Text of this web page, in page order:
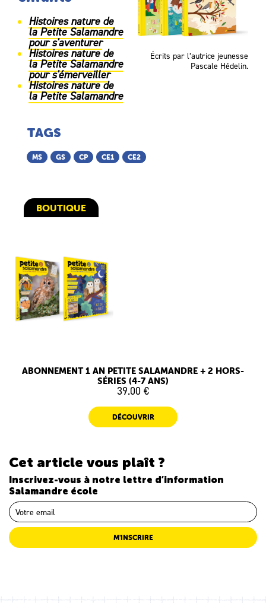
Écrits par l’autrice jeunesse
Pascale Hédelin.
Histoires nature de
la Petite Salamandre
pour s'aventurer
Histoires nature de
la Petite Salamandre
pour s'émerveiller
Histoires nature de
la Petite Salamandre
TAGS
MS GS CP CE1 CE2
BOUTIQUE
ABONNEMENT 1 AN PETITE SALAMANDRE + 2 HORS-
SÉRIES (4-7 ANS)
39.00 €
DÉCOUVRIR
Cet article vous plaît ?
Inscrivez-vous à notre lettre d’information
Salamandre école
M'INSCRIRE